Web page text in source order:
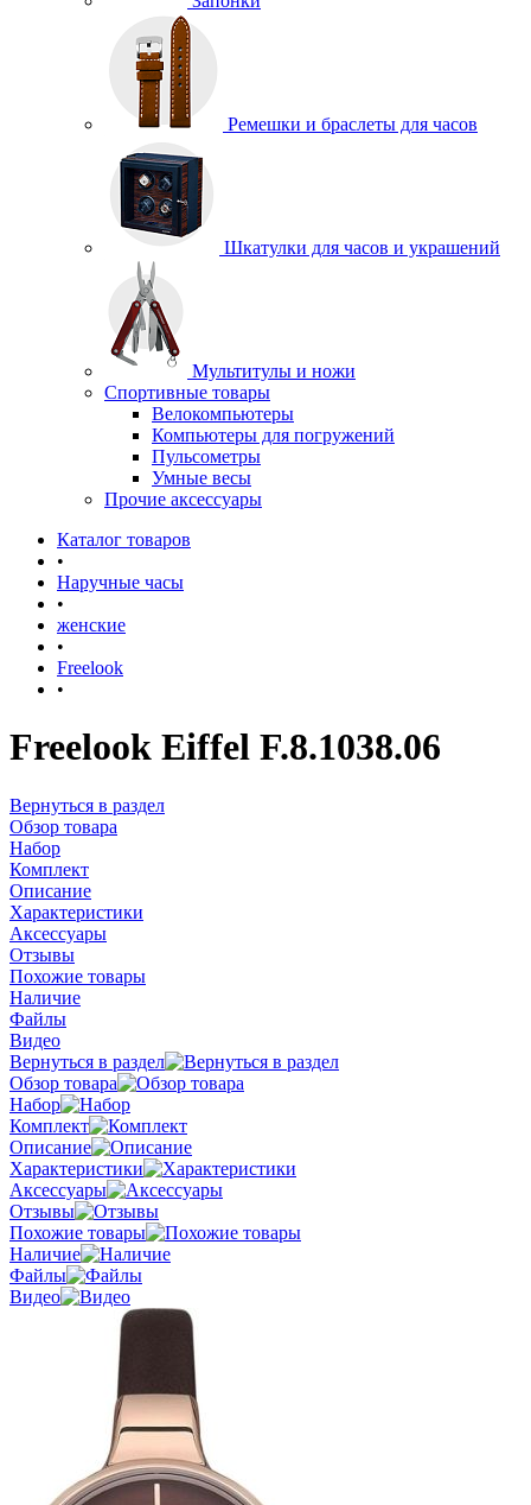
Ремешки и браслеты для часов
Шкатулки для часов и украшений
Мультитулы и ножи
Спортивные товары
Велокомпьютеры
Компьютеры для погружений
Пульсометры
Умные весы
Прочие аксессуары
Каталог товаров
•
Наручные часы
•
женские
•
Freelook
•
Freelook Eiffel F.8.1038.06
Вернуться в раздел
Обзор товара
Набор
Комплект
Описание
Характеристики
Аксессуары
Отзывы
Похожие товары
Наличие
Файлы
Видео
Вернуться в раздел
Обзор товара
Набор
Комплект
Описание
Характеристики
Аксессуары
Отзывы
Похожие товары
Наличие
Файлы
Видео